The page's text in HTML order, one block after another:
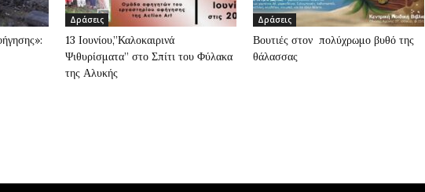
Δράσεις
13 Ιουνίου,”Καλοκαιρινά
Ψιθυρίσματα” στο Σπίτι του Φύλακα
της Αλυκής
Δράσεις
Βουτιές στον πολύχρωμο βυθό της
θάλασσας